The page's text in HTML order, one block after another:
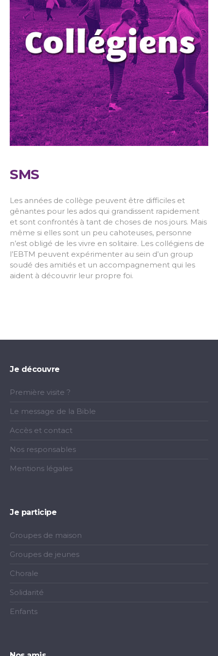
SMS
Les années de collège peuvent être difficiles et
gênantes pour les ados qui grandissent rapidement
et sont confrontés à tant de choses de nos jours. Mais
même si elles sont un peu cahoteuses, personne
n’est obligé de les vivre en solitaire. Les collégiens de
l’EBTM peuvent expérimenter au sein d’un group
soudé des amitiés et un accompagnement qui les
aident à découvrir leur propre foi.
Je découvre
Première visite ?
Le message de la Bible
Accès et contact
Nos responsables
Mentions légales
Je participe
Groupes de maison
Groupes de jeunes
Chorale
Solidarité
Enfants